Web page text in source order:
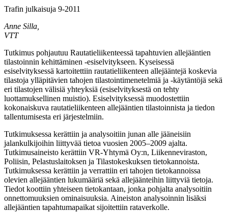
Trafin julkaisuja 9-2011
Anne Silla,
VTT
Tutkimus pohjautuu Rautatieliikenteessä tapahtuvien allejääntien
tilastoinnin kehittäminen -esiselvitykseen. Kyseisessä
esiselvityksessä kartoitettiin rautatieliikenteen allejääntejä koskevia
tilastoja ylläpitävien tahojen tilastointimenetelmiä ja -käy­tän­töjä sekä
eri tilastojen välisiä yhteyksiä (esiselvityksestä on tehty
luottamuksellinen muistio). Esiselvityksessä muodostettiin
kokonaiskuva rautatieliikenteen allejääntien tilastoinnista ja tiedon
tallentumisesta eri järjestelmiin.
Tutkimuksessa kerättiin ja analysoitiin junan alle jääneisiin
jalankulkijoihin liittyvää tietoa vuosien 2005–2009 ajalta.
Tutkimusaineisto kerättiin VR-Yhtymä Oy:n, Liikenneviraston,
Poliisin, Pelastuslaitoksen ja Tilastokeskuksen tietokannoista.
Tutkimuksessa kerättiin ja verrattiin eri tahojen tietokannoissa
olevien allejääntien lukumääriä sekä allejäänteihin liittyviä tietoja.
Tiedot koottiin yhteiseen tietokantaan, jonka pohjalta analysoitiin
onnettomuuksien ominaisuuksia. Aineiston analysoinnin lisäksi
allejääntien tapahtumapaikat sijoitettiin rataverkolle.